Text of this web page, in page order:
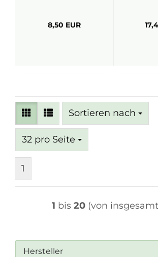
8,50 EUR
Sortieren nach
Sortieren nach
32 pro Seite
pro Seite
1
1 bis 20 (von insgesamt
Hersteller